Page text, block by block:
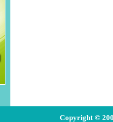
Copyright ©